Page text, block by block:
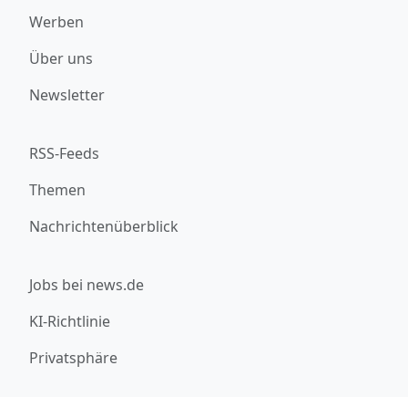
Werben
Über uns
Newsletter
RSS-Feeds
Themen
Nachrichtenüberblick
Jobs bei news.de
KI-Richtlinie
Privatsphäre